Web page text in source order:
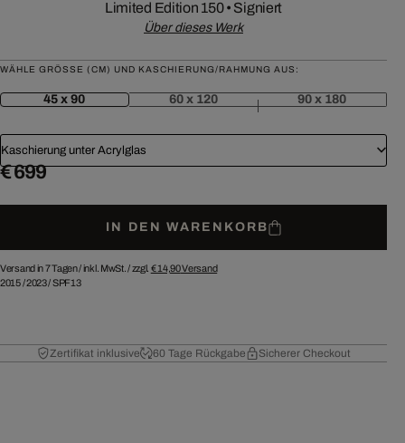
Limited Edition 150• Signiert
Über dieses Werk
WÄHLE GRÖSSE (CM) UND KASCHIERUNG/RAHMUNG AUS:
45 x 90 60 x 120 90 x 180
Kaschierung unter Acrylglas
€ 699
IN DEN WARENKORB
Versand in 7 Tagen /inkl. MwSt. / zzgl. € 14,90Versand
2015/2023/SPF13
Zertifikat inklusive 60 Tage Rückgabe Sicherer Checkout